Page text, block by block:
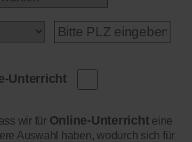
Unterricht
wir für Online-Unterrichteine
Auswahl haben, wodurch sich für